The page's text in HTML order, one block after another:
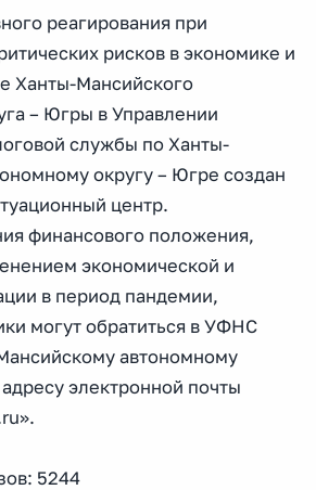
реагирования при
рисков в экономике и
Ханты-Мансийского
– Югры в Управлении
службы по Ханты-
округу – Югре создан
центр.
финансового положения,
экономической и
в период пандемии,
могут обратиться в УФНС
автономному
электронной почты
5244